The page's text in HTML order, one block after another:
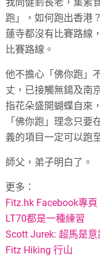
跑」，如何跑出香港
蓮寺都沒有比賽路線
比賽路線。
他不擔心「佛你跑」
丈，已接觸無鍚及南
指花朵盛開蝴蝶自來
「佛你跑」理念只
義的項目一定可以跑
師父，弟子明白了。
更多：
Fitz.hk Facebook專頁
LT70都是一種練習
Scott Jurek: 超馬是
Fitz Hiking 行山